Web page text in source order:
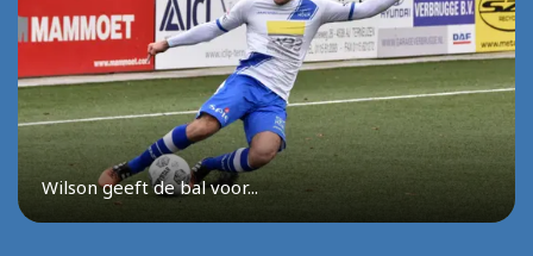
Wilson geeft de bal voor...